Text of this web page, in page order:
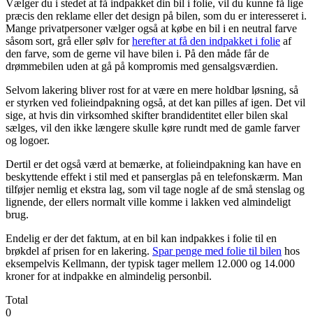
Vælger du i stedet at få indpakket din bil i folie, vil du kunne få lige
præcis den reklame eller det design på bilen, som du er interesseret i.
Mange privatpersoner vælger også at købe en bil i en neutral farve
såsom sort, grå eller sølv forherefter at få den indpakket i folie af
den farve, som de gerne vil have bilen i. På den måde får de
drømmebilen uden at gå på kompromis med gensalgsværdien.
Selvom lakering bliver rost for at være en mere holdbar løsning, så
er styrken ved folieindpakning også, at det kan pilles af igen. Det vil
sige, at hvis din virksomhed skifter brandidentitet eller bilen skal
sælges, vil den ikke længere skulle køre rundt med de gamle farver
og logoer.
Dertil er det også værd at bemærke, at folieindpakning kan have en
beskyttende effekt i stil med et panserglas på en telefonskærm. Man
tilføjer nemlig et ekstra lag, som vil tage nogle af de små stenslag og
lignende, der ellers normalt ville komme i lakken ved almindeligt
brug.
Endelig er der det faktum, at en bil kan indpakkes i folie til en
brøkdel af prisen for en lakering. Spar penge med folie til bilen hos
eksempelvis Kellmann, der typisk tager mellem 12.000 og 14.000
kroner for at indpakke en almindelig personbil.
Total
0